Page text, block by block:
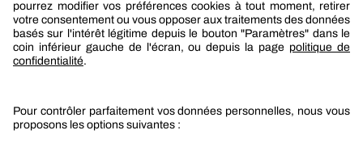
Berner
Boutique Berner
Boutique Berner Industry Services
Le groupe Berner